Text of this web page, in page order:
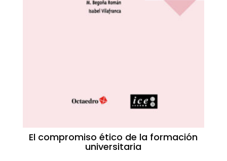
El compromiso ético de la formación
universitaria